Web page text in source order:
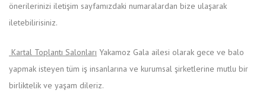
önerilerinizi iletişim sayfamızdaki numaralardan bize ulaşarak
iletebilirisiniz.
Kartal Toplantı Salonları Yakamoz Gala ailesi olarak gece ve balo
yapmak isteyen tüm iş insanlarına ve kurumsal şirketlerine mutlu bir
birliktelik ve yaşam dileriz.